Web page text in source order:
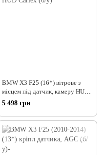
BMW X3 F25 (16*) вітрове з
місцем під датчик, камеру HUD
Carlex (б/у)
5 498 грн